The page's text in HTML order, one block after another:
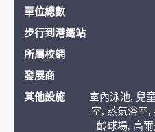
單位總數
步行到港鐵站
所屬校網
發展商
其他設施
室內泳池, 兒
室, 蒸氣浴室,
齡球場, 高